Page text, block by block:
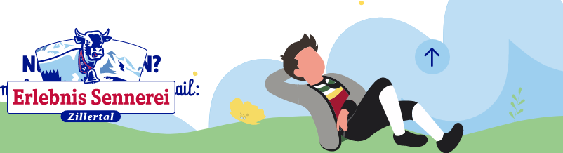
NOCH FRAGEN?
uns gerne per Mail:
info@bergrast.at